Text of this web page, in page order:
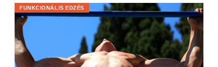
FUNKCIONÁLIS EDZÉS